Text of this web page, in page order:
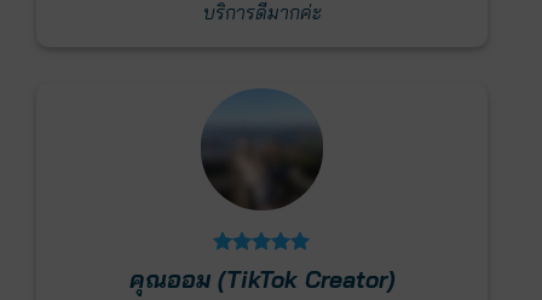
บริการดีมากค่ะ
คุณออม (TikTok Creator)